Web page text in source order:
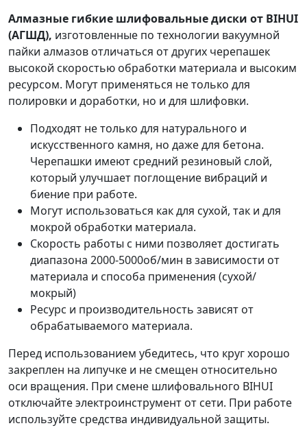
Алмазные гибкие шлифовальные диски от BIHUI
(АГШД), изготовленные по технологии вакуумной
пайки алмазов отличаться от других черепашек
высокой скоростью обработки материала и высоким
ресурсом. Могут применяться не только для
полировки и доработки, но и для шлифовки.
Подходят не только для натурального и
искусственного камня, но даже для бетона.
Черепашки имеют средний резиновый слой,
который улучшает поглощение вибраций и
биение при работе.
Могут использоваться как для сухой, так и для
мокрой обработки материала.
Скорость работы с ними позволяет достигать
диапазона 2000-5000об/мин в зависимости от
материала и способа применения (сухой/
мокрый)
Ресурс и производительность зависят от
обрабатываемого материала.
Перед использованием убедитесь, что круг хорошо
закреплен на липучке и не смещен относительно
оси вращения. При смене шлифовального BIHUI
отключайте электроинструмент от сети. При работе
используйте средства индивидуальной защиты.